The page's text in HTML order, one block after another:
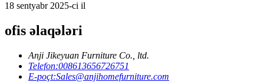
18 sentyabr 2025-ci il
ofis əlaqələri
Anji Jikeyuan Furniture Co., ltd.
Telefon:008613656726751
E-poçt:Sales@anjihomefurniture.com